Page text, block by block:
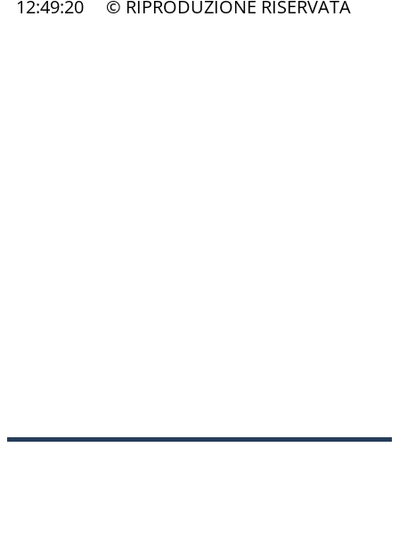
12:49:20 © RIPRODUZIONE RISERVATA